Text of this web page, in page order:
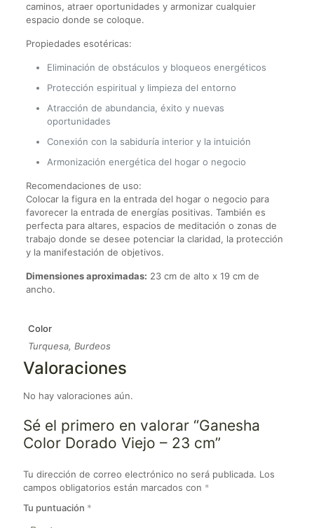
caminos, atraer oportunidades y armonizar cualquier
espacio donde se coloque.
Propiedades esotéricas:
Eliminación de obstáculos y bloqueos energéticos
Protección espiritual y limpieza del entorno
Atracción de abundancia, éxito y nuevas
oportunidades
Conexión con la sabiduría interior y la intuición
Armonización energética del hogar o negocio
Recomendaciones de uso:
Colocar la figura en la entrada del hogar o negocio para
favorecer la entrada de energías positivas. También es
perfecta para altares, espacios de meditación o zonas de
trabajo donde se desee potenciar la claridad, la protección
y la manifestación de objetivos.
Dimensiones aproximadas: 23 cm de alto x 19 cm de
ancho.
Color
Turquesa, Burdeos
Valoraciones
No hay valoraciones aún.
Sé el primero en valorar “Ganesha
Color Dorado Viejo – 23 cm”
Tu dirección de correo electrónico no será publicada. Los
campos obligatorios están marcados con *
Tu puntuación *